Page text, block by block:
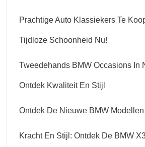
Prachtige Auto Klassiekers Te
Tijdloze Schoonheid Nu!
Tweedehands BMW Occasions In
Ontdek Kwaliteit En Stijl
Ontdek De Nieuwe BMW
Kracht En Stijl: Ontdek De BMW